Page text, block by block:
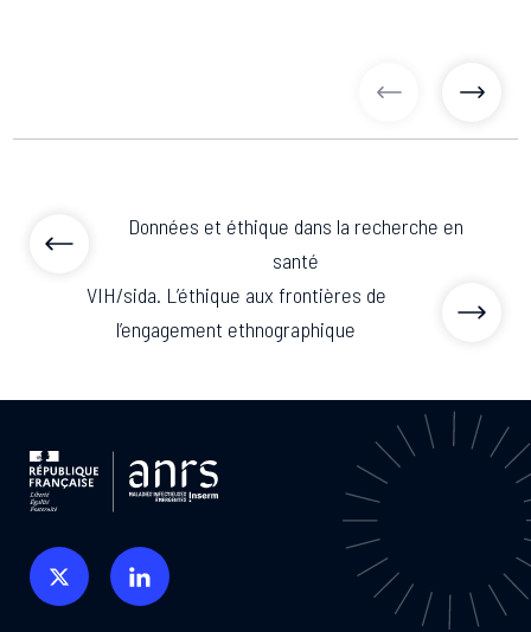
articles
Données et éthique dans la recherche en
santé
VIH/sida. L’éthique aux frontières de
l’engagement ethnographique